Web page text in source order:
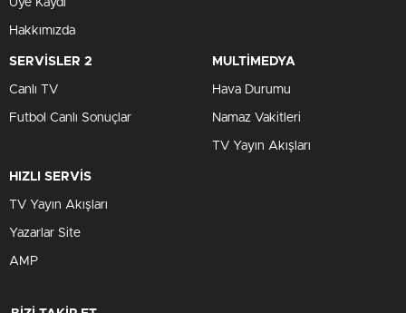
Üye Kaydı
Hakkımızda
SERVİSLER 2
Canlı TV
Futbol Canlı Sonuçlar
MULTİMEDYA
Hava Durumu
Namaz Vakitleri
TV Yayın Akışları
HIZLI SERVİS
TV Yayın Akışları
Yazarlar Site
AMP